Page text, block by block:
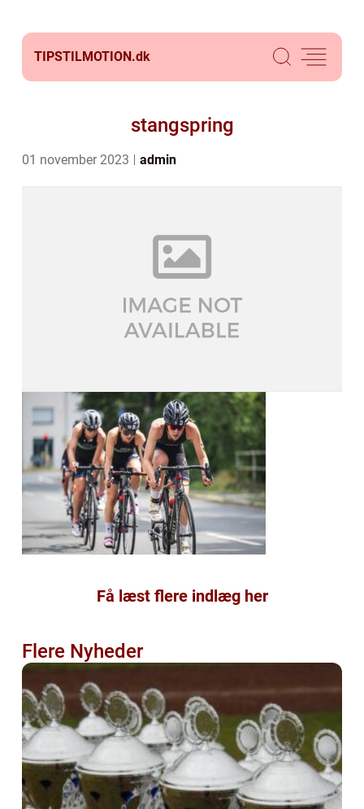
TIPSTILMOTION.dk
stangspring
01 november 2023 admin
Få læst flere indlæg her
Flere Nyheder